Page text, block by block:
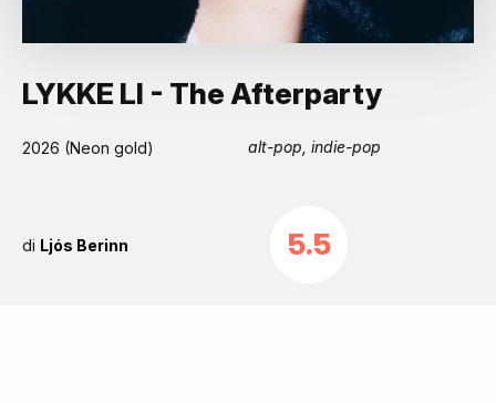
LYKKE LI - The Afterparty
2026 (Neon gold) alt-pop, indie-pop
di Ljós Berinn 5.5